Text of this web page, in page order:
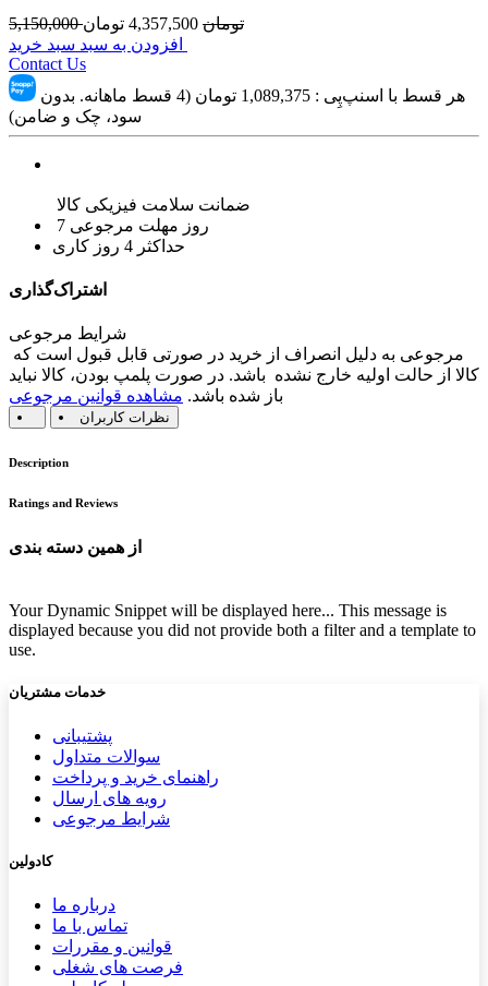
5,150,000 تومان 4,357,500 تومان
Contact Us
هر قسط با اسنپ‌پِی : 1,089,375
تومان (4 قسط ماهانه. بدون
سود، چک و ضامن)
ضمانت سلامت فیزیکی کالا
7 روز مهلت مرجوعی
حداکثر 4 روز کاری
اشتراک‌گذاری
شرایط مرجوعی
کالا از حالت اولیه خارج نشده باشد. در صورت پلمپ بودن، کالا نباید
باز شده باشد. مشاهده قوانین مرجوعی
نظرات کاربران
Description
Ratings and Reviews
از همین دسته بندی
Your Dynamic Snippet will be displayed here... This message is
displayed because you did not provide both a filter and a template to
use.
خدمات مشتریان
پشتیب​​انی
سوالات متداول
راهنمای خرید و پرداخت
رویه های ارسال
شرایط مرجوعی
کادولین
درباره ما
تماس با ما
قوانین و مقررات
فرصت های شغلی